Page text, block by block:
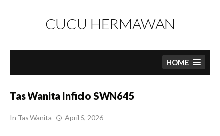
content
CUCU HERMAWAN
HOME
Tas Wanita Inficlo SWN645
In Tas Wanita April 5, 2026